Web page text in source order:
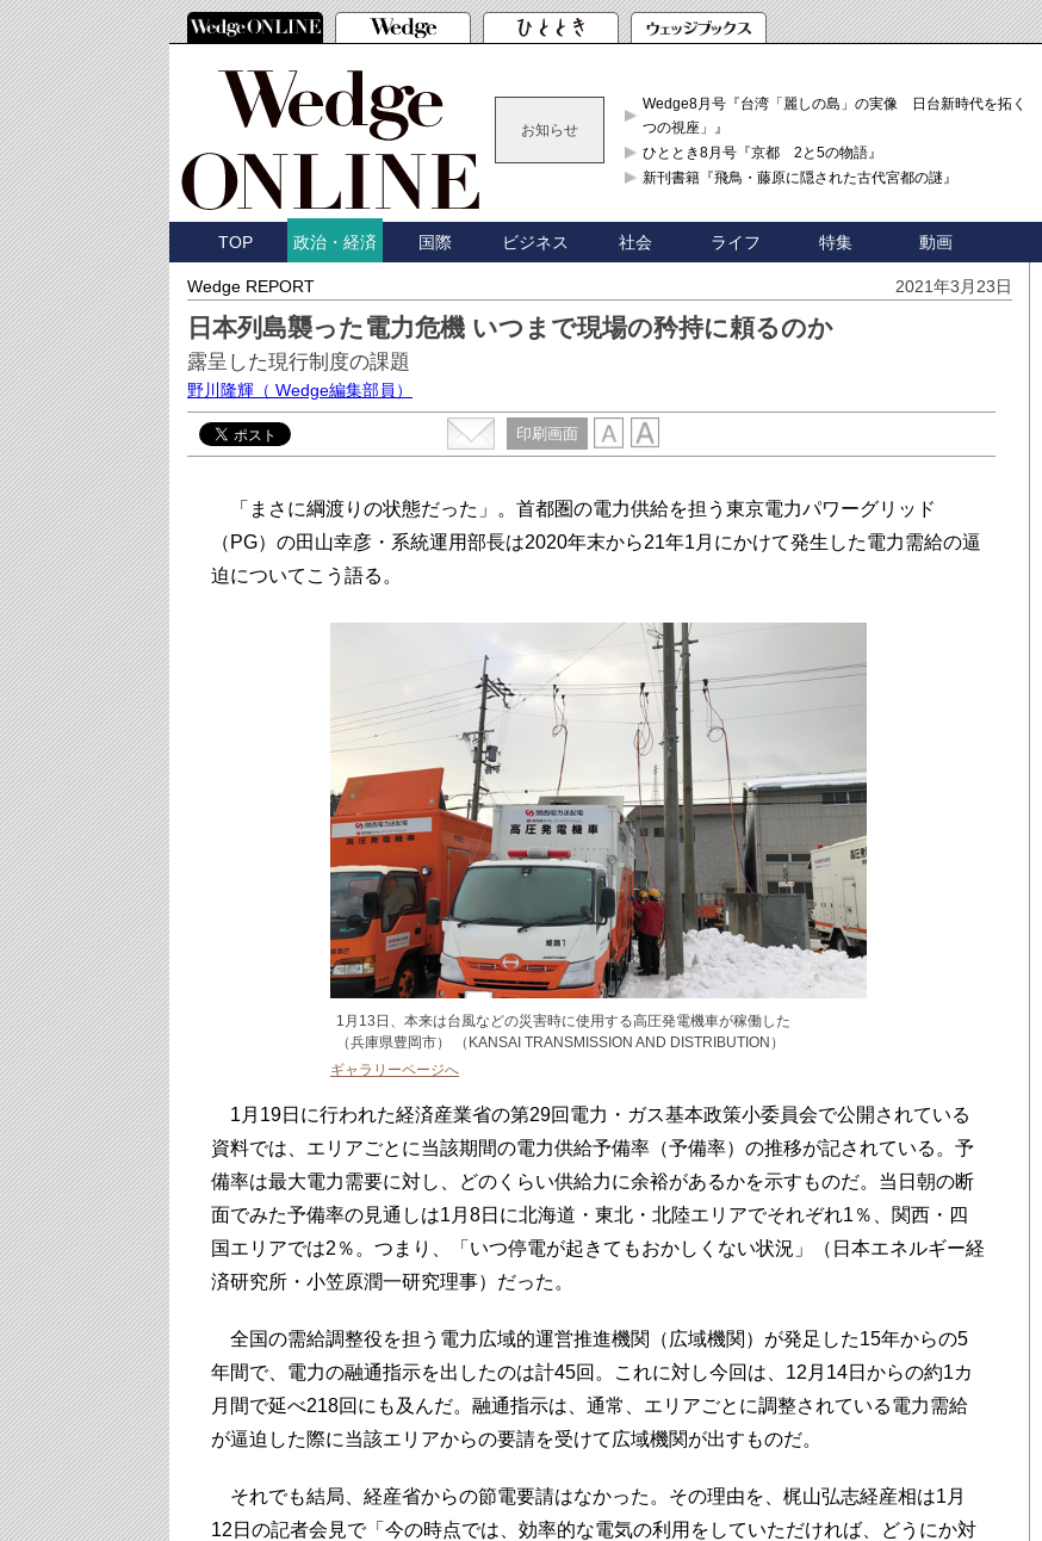
お知らせ
Wedge8月号『台湾「麗しの島」の実像 日台新時代を拓く「3
つの視座」』
ひととき8月号『京都 2と5の物語』
新刊書籍『飛鳥・藤原に隠された古代宮都の謎』
TOP 政治・経済 国際 ビジネス 社会 ライフ 特集 動画
Wedge REPORT 2021年3月23日
日本列島襲った電力危機 いつまで現場の矜持に頼るのか
露呈した現行制度の課題
野川隆輝 （ Wedge編集部員）
印刷画面
「まさに綱渡りの状態だった」。首都圏の電力供給を担う東京電力パワーグリッド
（PG）の田山幸彦・系統運用部長は2020年末から21年1月にかけて発生した電力需給の逼
迫についてこう語る。
1月13日、本来は台風などの災害時に使用する高圧発電機車が稼働した
（兵庫県豊岡市） （KANSAI TRANSMISSION AND DISTRIBUTION）
ギャラリーページへ
1月19日に行われた経済産業省の第29回電力・ガス基本政策小委員会で公開されている
資料では、エリアごとに当該期間の電力供給予備率（予備率）の推移が記されている。予
備率は最大電力需要に対し、どのくらい供給力に余裕があるかを示すものだ。当日朝の断
面でみた予備率の見通しは1月8日に北海道・東北・北陸エリアでそれぞれ1％、関西・四
国エリアでは2％。つまり、「いつ停電が起きてもおかしくない状況」（日本エネルギー経
済研究所・小笠原潤一研究理事）だった。
全国の需給調整役を担う電力広域的運営推進機関（広域機関）が発足した15年からの5
年間で、電力の融通指示を出したのは計45回。これに対し今回は、12月14日からの約1カ
月間で延べ218回にも及んだ。融通指示は、通常、エリアごとに調整されている電力需給
が逼迫した際に当該エリアからの要請を受けて広域機関が出すものだ。
それでも結局、経産省からの節電要請はなかった。その理由を、梶山弘志経産相は1月
12日の記者会見で「今の時点では、効率的な電気の利用をしていただければ、どうにか対